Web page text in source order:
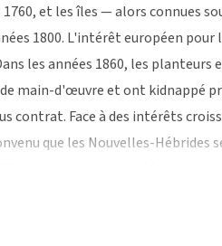
et les îles — alors connues
1800. L'intérêt européen
les années 1860, les planteurs
main-d'œuvre et ont kidnappé
contrat. Face à des intérêts
que les Nouvelles-Hébrides
des forces de police, des